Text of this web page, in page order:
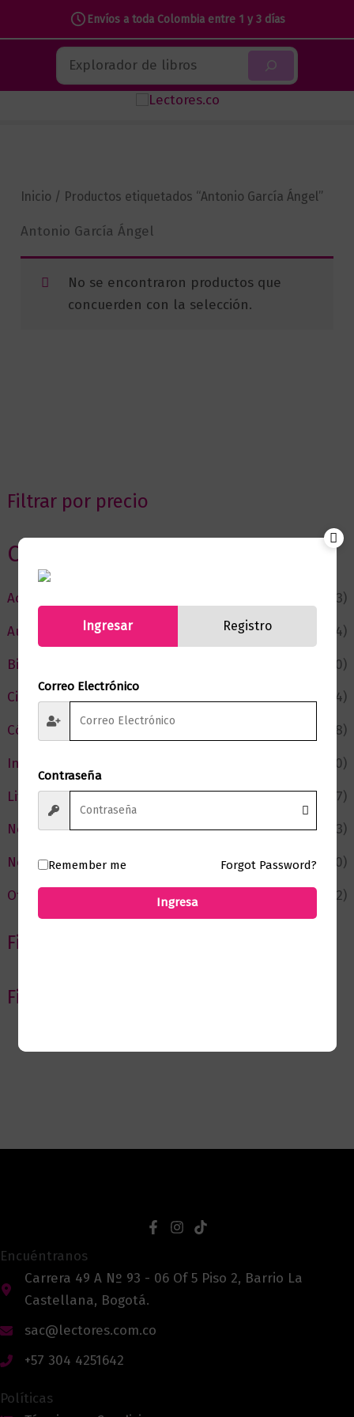
Envíos a toda Colombia entre 1 y 3 días
contenido
Buscar
Filtrar por precio
Categorias
Actualidad
(53)
Autor del Mes
(4)
Bienestar
(230)
Ciencia y Conocimiento
(74)
Cómic y Fantasía
(88)
Infantil y Juvenil
(210)
Literatura
(367)
Negocios
(43)
Novedades
(110)
Ofertas
(12)
Filtrar por Autor
Filtrar por editorial
Inicio / Productos etiquetados “Antonio García Ángel”
Antonio García Ángel
No se encontraron productos que
concuerden con la selección.
Encuéntranos
Carrera 49 A Nº 93 - 06 Of 5 Piso 2, Barrio La
Castellana, Bogotá.
sac@lectores.com.co
+57 304 4251642
Políticas
Ingresar Registro
Correo Electrónico
Contraseña
Remember me Forgot Password?
Ingresa